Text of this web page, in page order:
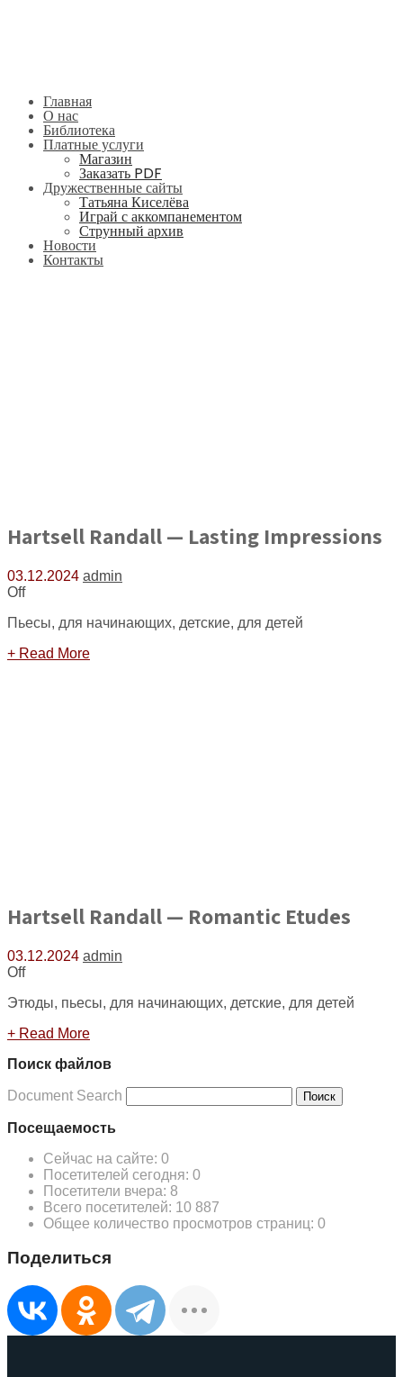
Главная
О нас
Библиотека
Платные услуги
Магазин
Заказать PDF
Дружественные сайты
Татьяна Киселёва
Играй с аккомпанементом
Струнный архив
Новости
Контакты
Hartsell Randall — Lasting Impressions
03.12.2024 admin
Off
Пьесы, для начинающих, детские, для детей
+ Read More
Hartsell Randall — Romantic Etudes
03.12.2024 admin
Off
Этюды, пьесы, для начинающих, детские, для детей
+ Read More
Поиск файлов
Document Search Поиск
Посещаемость
Сейчас на сайте: 0
Посетителей сегодня: 0
Посетители вчера: 8
Всего посетителей: 10 887
Общее количество просмотров страниц: 0
Поделиться